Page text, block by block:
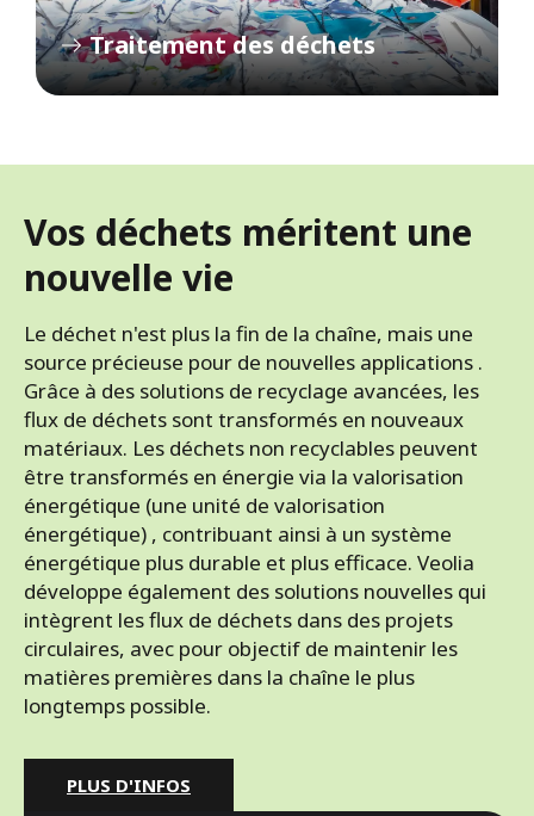
Traitement des déchets
Vos déchets méritent une
nouvelle vie
Le déchet n'est plus la fin de la chaîne, mais une
source précieuse pour de nouvelles applications .
Grâce à des solutions de recyclage avancées, les
flux de déchets sont transformés en nouveaux
matériaux. Les déchets non recyclables peuvent
être transformés en énergie via la valorisation
énergétique (une unité de valorisation
énergétique) , contribuant ainsi à un système
énergétique plus durable et plus efficace. Veolia
développe également des solutions nouvelles qui
intègrent les flux de déchets dans des projets
circulaires, avec pour objectif de maintenir les
matières premières dans la chaîne le plus
longtemps possible.
PLUS D'INFOS